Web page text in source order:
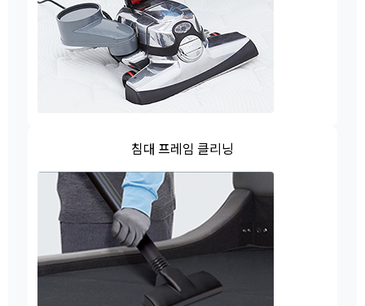
침대 프레임 클리닝